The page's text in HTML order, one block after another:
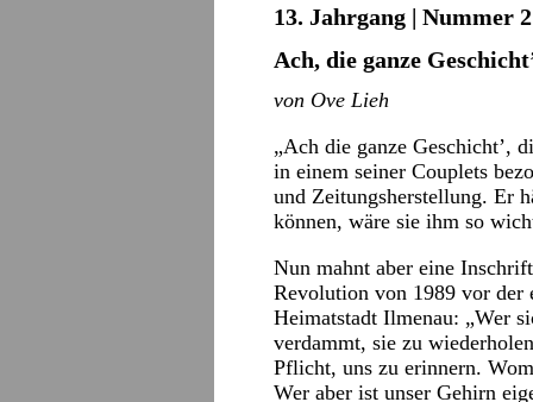
13. Jahrgang | Nummer
Ach, die ganze
von Ove Lieh
„Ach die ganze Geschicht’,
in einem seiner Couplets
und Zeitungsherstellung. Er
können, wäre sie ihm so
Nun mahnt aber eine
Revolution von 1989 vor der
Heimatstadt Ilmenau: „Wer
verdammt, sie zu
Pflicht, uns zu erinnern.
Wer aber ist unser Gehirn